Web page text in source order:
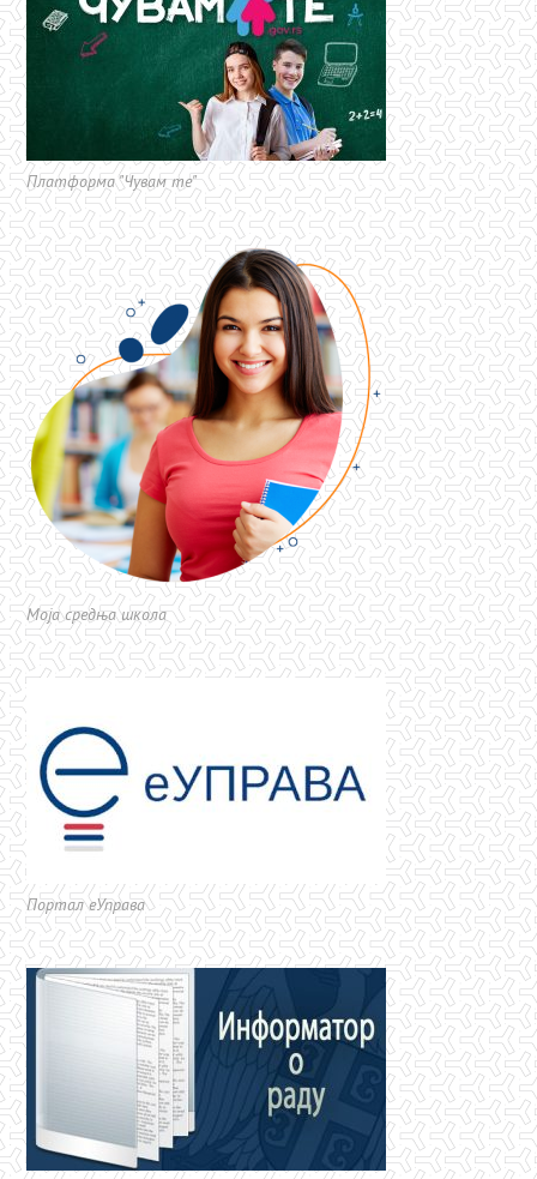
Платформа "Чувам те"
Моја средња школа
Портал еУправа